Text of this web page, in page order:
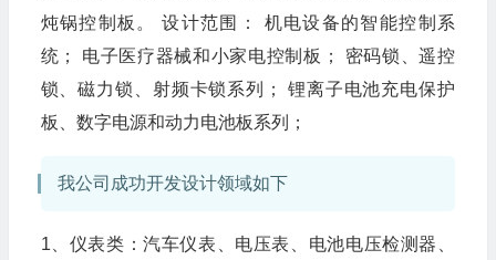
炖锅控制板。 设计范围： 机电设备的智能控制系
统； 电子医疗器械和小家电控制板； 密码锁、遥控
锁、磁力锁、射频卡锁系列； 锂离子电池充电保护
板、数字电源和动力电池板系列；
我公司成功开发设计领域如下
1、仪表类：汽车仪表、电压表、电池电压检测器、